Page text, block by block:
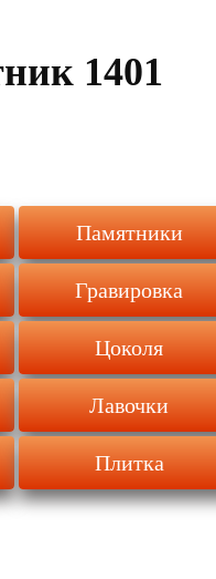
1401
Памятники
Гравировка
Цоколя
Лавочки
Плитка